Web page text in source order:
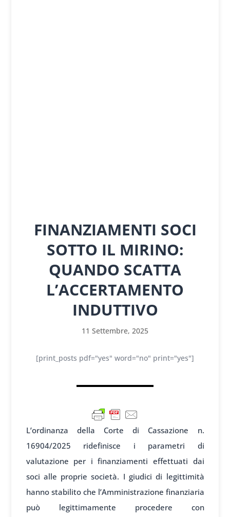
FINANZIAMENTI SOCI
SOTTO IL MIRINO:
QUANDO SCATTA
L’ACCERTAMENTO
INDUTTIVO
11 Settembre, 2025
[print_posts pdf="yes" word="no" print="yes"]
L’ordinanza della Corte di Cassazione n.
16904/2025 ridefinisce i parametri di
valutazione per i finanziamenti effettuati dai
soci alle proprie società. I giudici di legittimità
hanno stabilito che l’Amministrazione finanziaria
può legittimamente procedere con